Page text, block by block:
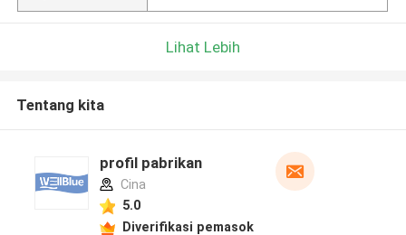
Lihat Lebih
Tentang kita
profil pabrikan
Cina
5.0
Diverifikasi pemasok